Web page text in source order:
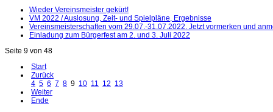
Wieder Vereinsmeister gekürt!
VM 2022 / Auslosung, Zeit- und Spielpläne, Ergebnisse
Vereinsmeisterschaften vom 29.07.-31.07.2022. Jetzt vormerken und
Einladung zum Bürgerfest am 2. und 3. Juli 2022
Seite 9 von 48
Start
Zurück
4 5 6 7 8 9 10 11 12 13
Weiter
Ende